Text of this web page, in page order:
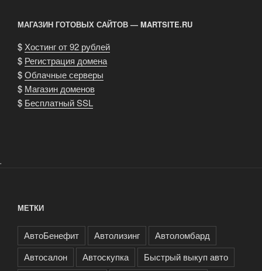
МАГАЗИН ГОТОВЫХ САЙТОВ — MARTSITE.RU
$ Хостинг от 92 рублей
$ Регистрация домена
$Облачные серверы
$ Магазин доменов
$ Бесплатный SSL
.
МЕТКИ
АвтоБенефит Автолизинг
Автоломбард
Автосалон
Автоскупка
Быстрый выкуп авто